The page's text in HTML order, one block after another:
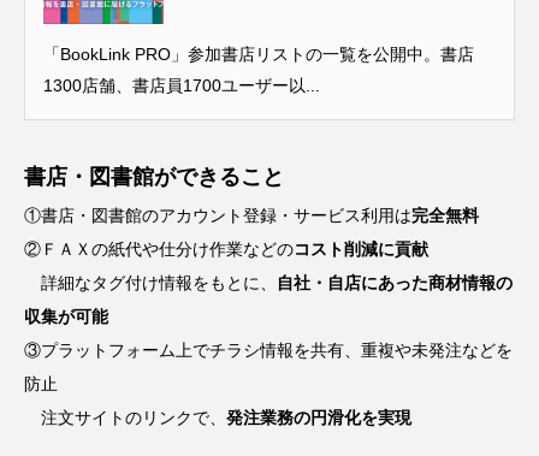
「BookLink PRO」参加書店リストの一覧を公開中。書店
1300店舗、書店員1700ユーザー以...
書店・図書館ができること
①書店・図書館のアカウント登録・サービス利用は完全無料
②ＦＡＸの紙代や仕分け作業などのコスト削減に貢献
詳細なタグ付け情報をもとに、
自社・自店にあった商材情報の
収集が可能
③プラットフォーム上でチラシ情報を共有、重複や未発注などを
防止
注文サイトのリンクで、 発注業務の円滑化を実現